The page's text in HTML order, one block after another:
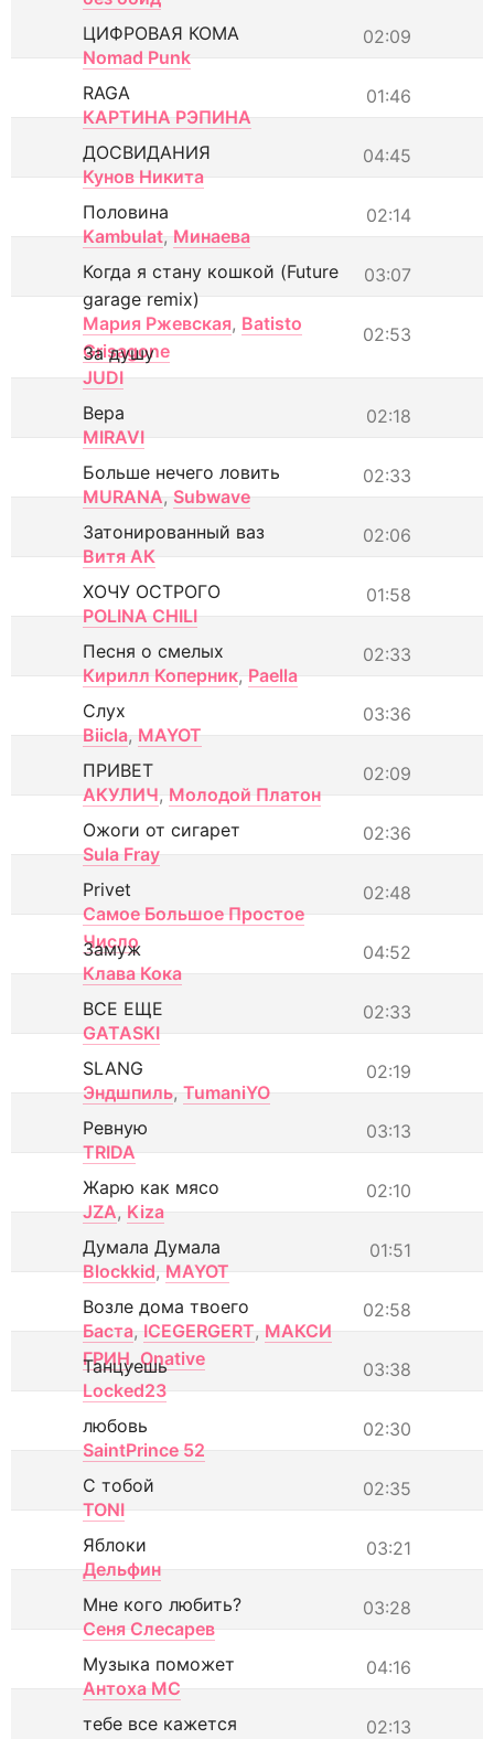
02:09
ЦИФРОВАЯ КОМА
Nomad Punk
01:46
RAGA
КАРТИНА РЭПИНА
04:45
ДОСВИДАНИЯ
Кунов Никита
02:14
Половина
Kambulat, Минаева
03:07
Когда я стану кошкой (Future
garage remix)
Мария Ржевская, Batisto
Grisagone
02:53
За душу
JUDI
02:18
Вера
MIRAVI
02:33
Больше нечего ловить
MURANA, Subwave
02:06
Затонированный ваз
Витя АК
01:58
ХОЧУ ОСТРОГО
POLINA CHILI
02:33
Песня о смелых
Кирилл Коперник, Paella
03:36
Слух
Biicla, MAYOT
02:09
ПРИВЕТ
АКУЛИЧ, Молодой Платон
02:36
Ожоги от сигарет
Sula Fray
02:48
Privet
Самое Большое Простое
Число
04:52
Замуж
Клава Кока
02:33
ВСЕ ЕЩЕ
GATASKI
02:19
SLANG
Эндшпиль, TumaniYO
03:13
Ревную
TRIDA
02:10
Жарю как мясо
JZA, Kiza
01:51
Думала Думала
Blockkid, MAYOT
02:58
Возле дома твоего
Баста, ICEGERGERT, МАКСИ
ГРИН, Onative 03:38
Танцуешь
Locked23
02:30
любовь
SaintPrince 52
02:35
С тобой
TONI
03:21
Яблоки
Дельфин
03:28
Мне кого любить?
Сеня Слесарев
04:16
Музыка поможет
Антоха МС
02:13
тебе все кажется